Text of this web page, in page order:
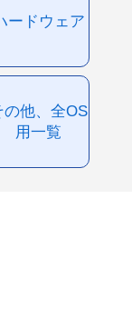
ードウェア
の他、全OS
用一覧